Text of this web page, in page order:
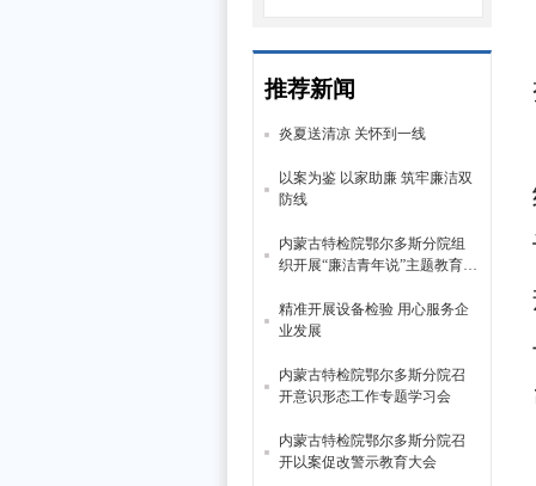
推荐新闻
炎夏送清凉 关怀到一线
以案为鉴 以家助廉 筑牢廉洁双
防线
内蒙古特检院鄂尔多斯分院组
织开展“廉洁青年说”主题教育活
精准开展设备检验 用心服务企
业发展
内蒙古特检院鄂尔多斯分院召
开意识形态工作专题学习会
内蒙古特检院鄂尔多斯分院召
开以案促改警示教育大会